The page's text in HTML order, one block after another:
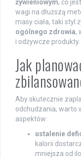
żywieniowym, co
wagi na dłuższą
masy ciała, taki styl
ogólnego zdrowia,
i odżywcze produkty.
Jak
Aby skutecznie
odchudzania, warto
aspektów:
ustalenie
kalorii
mniejsza od